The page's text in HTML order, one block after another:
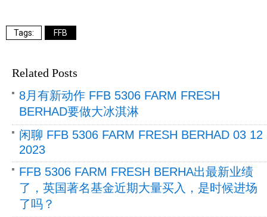
FFB
Related Posts
8月有新动作 FFB 5306 FARM FRESH
BERHAD要做大冰淇淋
闲聊 FFB 5306 FARM FRESH BERHAD 03 12
2023
FFB 5306 FARM FRESH BERHA出最新业绩
了，英国著名基金近期大量买入，是时候进场
了吗？